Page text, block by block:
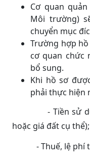
Cơ quan
Môi trường)
chuyển mục
Trường hợp
cơ quan chức
bổ sung.
Khi hồ sơ
phải thực hiện
- Tiền sử dụng
hoặc giá đất cụ thể);
- Thuế, lệ phí